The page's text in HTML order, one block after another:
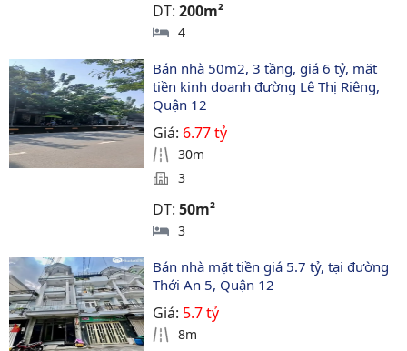
DT:200m²
4
Bán nhà 50m2, 3 tầng, giá 6 tỷ, mặt
tiền kinh doanh đường Lê Thị Riêng,
Quận 12
Giá: 6.77 tỷ
30m
3
DT:50m²
3
Bán nhà mặt tiền giá 5.7 tỷ, tại đường
Thới An 5, Quận 12
Giá: 5.7 tỷ
8m